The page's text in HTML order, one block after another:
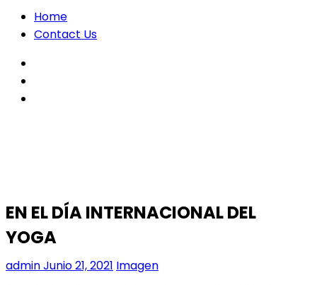
Home
Contact Us
EN EL DÍA INTERNACIONAL DEL
YOGA
adminJunio 21, 2021 Imagen